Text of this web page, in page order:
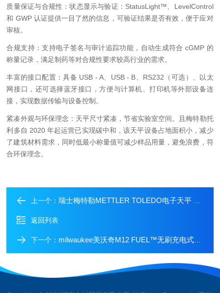
质量保证与合规性：状态显示与验证：StatusLight™、LevelControl
和 GWP 认证提供一目了然的信息，可验证结果是否有效，便于应对
审核。
合规支持：支持电子签名与审计追踪功能，自动生成符合 cGMP 的
称量记录，满足制药等对合规性要求较高行业的需求。
丰富的接口配置：具备 USB - A、USB - B、RS232（可选）、以太
网接口，还可选择蓝牙接口，方便与计算机、打印机等外部设备连
接，实现数据传输与设备控制。
紧凑外观与环保理念：天平尺寸紧凑，节省实验室空间。且梅特勒托
利多自 2020 年起运营已实现碳中和，该天平设备占地面积小，减少
了建筑材料需求，同时低最小称量值可减少样品用量，避免浪费，符
合环保理念。
上一个：瑞士梅特勒METTLER TOLEDO电子天平 XPR205DUE/AC的特点
返回列表
下一个： milwaukee美沃奇M12 FUEL™无刷充电式静音液压起子机的特点